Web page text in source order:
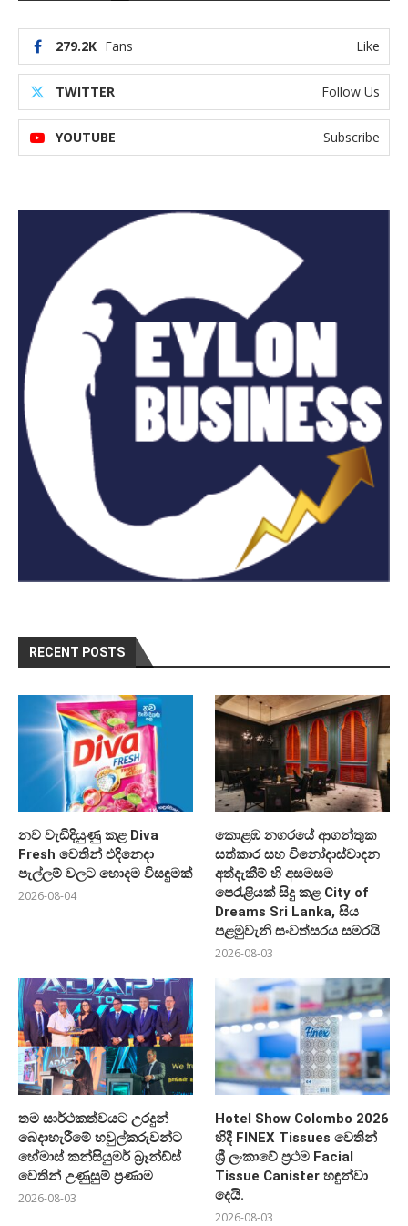
279.2K Fans Like
TWITTER Follow Us
YOUTUBE Subscribe
RECENT POSTS
නව වැඩිදියුණු කළ Diva
Fresh වෙතින් එදිනෙදා
පැල්ලම් වලට හොදම විසඳුමක්
2026-08-04
කොළඹ නගරයේ ආගන්තුක
සත්කාර සහ විනෝදාස්වාදන
අත්දැකීම් හි අසමසම
පෙරැළියක් සිදු කළ City of
Dreams Sri Lanka, සිය
පළමුවැනි සංවත්සරය සමරයි
2026-08-03
තම සාර්ථකත්වයට උරදුන්
බෙදාහැරීමේ හවුල්කරුවන්ට
හේමාස් කන්සියුමර් බ්‍රෑන්ඩ්ස්
වෙතින් උණුසුම් ප්‍රණාම
2026-08-03
Hotel Show Colombo 2026
හිදී FINEX Tissues වෙතින්
ශ්‍රී ලංකාවේ ප්‍රථම Facial
Tissue Canister හඳුන්වා
දෙයි.
2026-08-03